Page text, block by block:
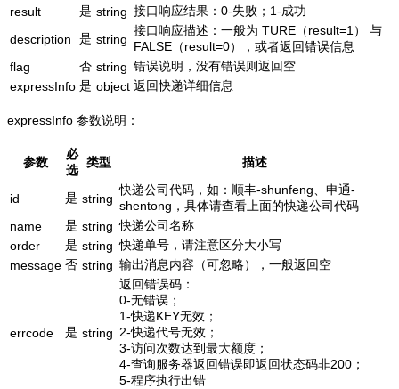
result
是 string 接口响应结果：0-失败；1-成功
description
是 string
接口响应描述：一般为 TURE（result=1） 与
FALSE（result=0），或者返回错误信息
flag
否 string 错误说明，没有错误则返回空
expressInfo 是 object 返回快递详细信息
expressInfo 参数说明：
参数
必
选
类型 描述
id 是 string
快递公司代码，如：顺丰-shunfeng、申通-
shentong，具体请查看上面的快递公司代码
name
是 string 快递公司名称
order
是 string 快递单号，请注意区分大小写
message 否 string 输出消息内容（可忽略），一般返回空
errcode 是 string
返回错误码：
0-无错误；
1-快递KEY无效；
2-快递代号无效；
3-访问次数达到最大额度；
4-查询服务器返回错误即返回状态码非200；
5-程序执行出错